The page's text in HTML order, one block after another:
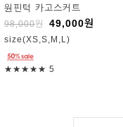
원핀턱 카고스커트
98,000원 49,000원
size(XS,S,M,L)
★★★★★ 5